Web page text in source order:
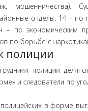
мошенничества).
отделы: 14 – по
– по экономическим
по борьбе с
полиции
полиции
и следователи по
в форме